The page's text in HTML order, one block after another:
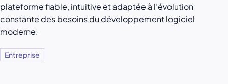
plateforme fiable, intuitive et adaptée à l’évolution
constante des besoins du développement logiciel
moderne.
Entreprise